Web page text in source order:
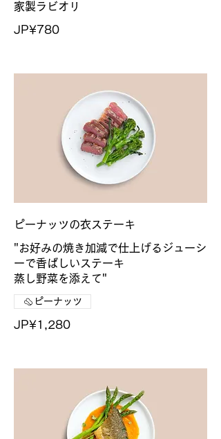
家製ラビオリ
JP¥780
ピーナッツの衣ステーキ
"お好みの焼き加減で仕上げるジューシ
ーで香ばしいステーキ
蒸し野菜を添えて"
JP¥1,280
ピーナッツ